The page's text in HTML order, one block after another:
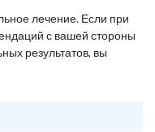
лечение. Если при
с вашей стороны
результатов, вы